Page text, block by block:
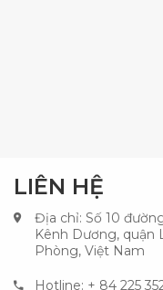
LIÊN HỆ
Địa chỉ: Số 10
Kênh Dương, quận
Phòng, Việt Nam
Hotline: + 84 225